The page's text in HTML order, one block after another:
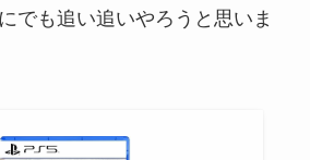
でも追い追いやろうと思いま